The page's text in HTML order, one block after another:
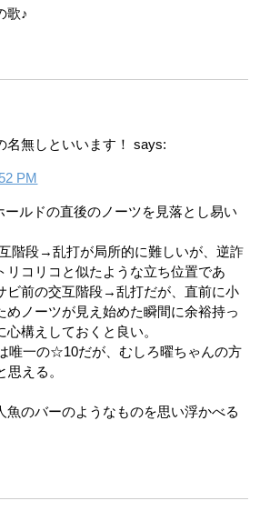
歌♪
無しといいます！
says:
PM
ールドの直後のノーツを見落とし易い
階段→乱打が局所的に難しいが、逆詐
リコリコと似たような立ち位置であ
ビ前の交互階段→乱打だが、直前に小
めノーツが見え始めた瞬間に余裕持っ
構えしておくと良い。
唯一の☆10だが、むしろ曜ちゃんの方
える。
魚のバーのようなものを思い浮かべる